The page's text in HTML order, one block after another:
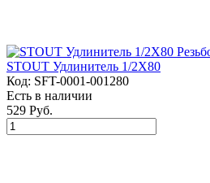
STOUT Удлинитель 1/2X80
Код: SFT-0001-001280
Есть в наличии
529 Руб.